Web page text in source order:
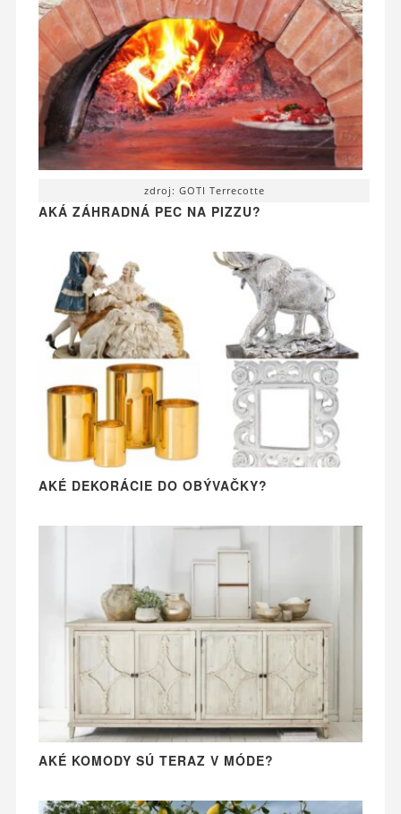
zdroj: GOTI Terrecotte
AKÁ ZÁHRADNÁ PEC NA PIZZU?
AKÉ DEKORÁCIE DO OBÝVAČKY?
AKÉ KOMODY SÚ TERAZ V MÓDE?